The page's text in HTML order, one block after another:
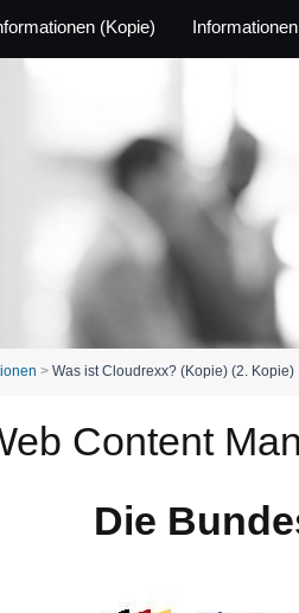
(Kopie)
> Was ist Cloudrexx? (Kopie) (2. Kopie)
Content
Die